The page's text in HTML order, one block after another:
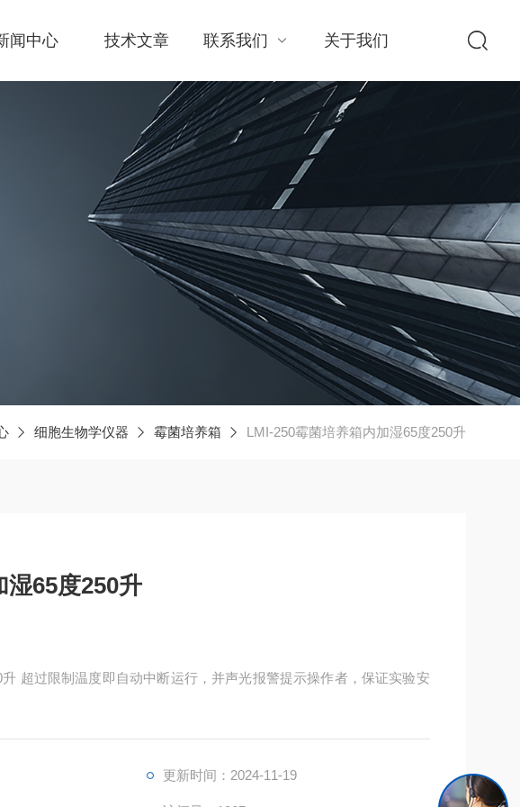
闻中心 技术文章 联系我们 关于我们
细胞生物学仪器 霉菌培养箱 LMI-250霉菌培养箱内加湿65度250升
65度250升
实验安
更新时间：2024-11-19